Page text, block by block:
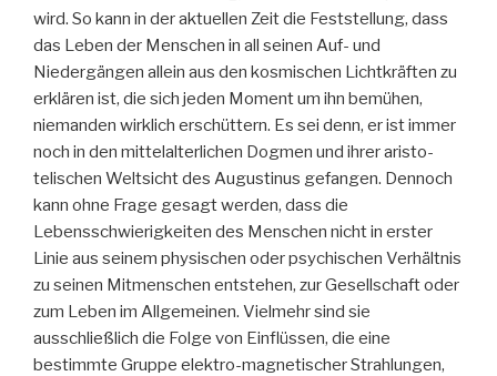
wird. So kann in der aktuellen Zeit die Feststellung, dass
das Leben der Menschen in all seinen Auf- und
Niedergängen allein aus den kosmischen Lichtkräften zu
erklären ist, die sich jeden Moment um ihn bemühen,
niemanden wirklich erschüttern. Es sei denn, er ist immer
noch in den mittelalterlichen Dogmen und ihrer aristo-
telischen Weltsicht des Augustinus gefangen. Dennoch
kann ohne Frage gesagt werden, dass die
Lebensschwierigkeiten des Menschen nicht in erster
Linie aus seinem physischen oder psychischen Verhältnis
zu seinen Mitmenschen entstehen, zur Gesellschaft oder
zum Leben im Allgemeinen. Vielmehr sind sie
ausschließlich die Folge von Einflüssen, die eine
bestimmte Gruppe elektro-magnetischer Strahlungen,